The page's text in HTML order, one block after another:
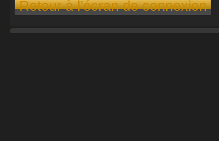
Retour à l’écran de connexion